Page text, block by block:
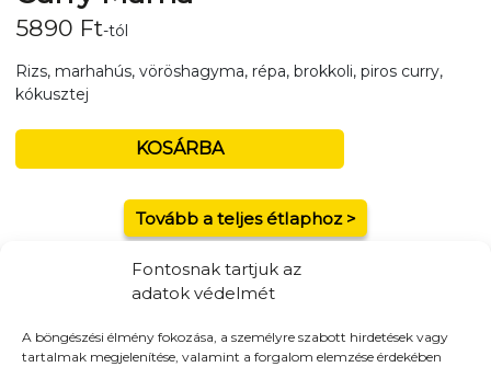
Fontosnak tartjuk az
adatok védelmét
A böngészési élmény fokozása, a személyre szabott hirdetések vagy
tartalmak megjelenítése, valamint a forgalom elemzése érdekében
5890 Ft-tól
Rizs, marhahús, vöröshagyma, répa, brokkoli, piros curry,
kókusztej
KOSÁRBA
Tovább a teljes étlaphoz >
Házhozszállítás / Elvitel Rendelj Online